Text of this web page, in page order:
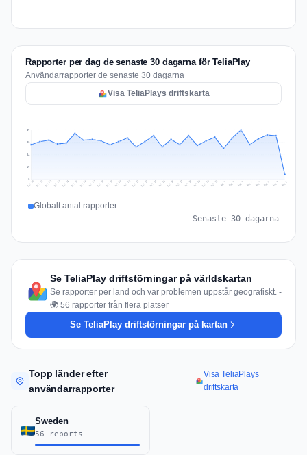
Rapporter per dag de senaste 30 dagarna för TeliaPlay
Användarrapporter de senaste 30 dagarna
Visa TeliaPlays driftskarta
17
34
50
67
Jul 10 Jul 11 Jul 12 Jul 13 Jul 14 Jul 15 Jul 16 Jul 17 Jul 18 Jul 19 Jul 20 Jul 21 Jul 22 Jul 23 Jul 24 Jul 25 Jul 26 Jul 27 Jul 28 Jul 29 Jul 30 Jul 31 Aug 1 Aug 2 Aug 3 Aug 4 Aug 5 Aug 6 Aug 7 Aug 8
Globalt antal rapporter
Senaste 30 dagarna
Se TeliaPlay driftstörningar på världskartan
Se rapporter per land och var problemen uppstår geografiskt. -
🌍 56 rapporter från flera platser
Se TeliaPlay driftstörningar på kartan
Topp länder efter
användarrapporter
Visa TeliaPlays
driftskarta
Sweden
56 reports